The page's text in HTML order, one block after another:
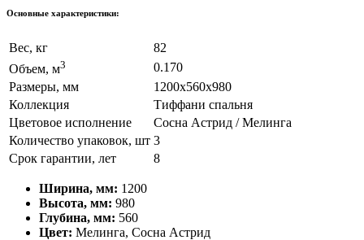
Основные характеристики:
Вес, кг
82
Объем, м3
0.170
Размеры, мм
1200х560х980
Коллекция
Тиффани спальня
Цветовое исполнение
Сосна Астрид / Мелинга
Количество упаковок, шт 3
Срок гарантии, лет
8
Ширина, мм: 1200
Высота, мм: 980
Глубина, мм: 560
Цвет: Мелинга, Сосна Астрид